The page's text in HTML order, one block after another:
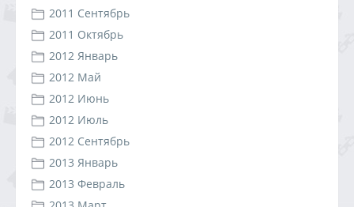
2011 Сентябрь
2011 Октябрь
2012 Январь
2012 Май
2012 Июнь
2012 Июль
2012 Сентябрь
2013 Январь
2013 Февраль